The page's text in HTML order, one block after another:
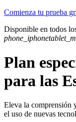
Comienza tu prueba
Disponible en todos
phone_iphone
Plan
para las
Eleva la comprensión
el uso de nuevas